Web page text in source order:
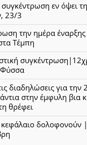
εν όψει
23/3
την ημέρα έναρξης
Τέμπη
διαδηλώσεις για την
στην έμφυλη βια
θρέφει
δολοφονούν |